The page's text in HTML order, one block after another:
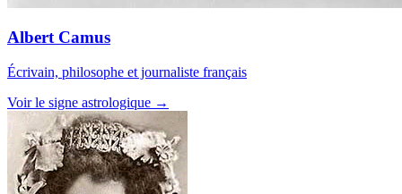
Albert Camus
Écrivain, philosophe et journaliste français
Voir le signe astrologique →